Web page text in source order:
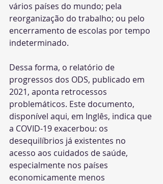
vários países do mundo; pela
reorganização do trabalho; ou pelo
encerramento de escolas por tempo
indeterminado.
Dessa forma, o relatório de
progressos dos ODS, publicado em
2021, aponta retrocessos
problemáticos. Este documento,
disponível aqui, em Inglês, indica que
a COVID-19 exacerbou: os
desequilíbrios já existentes no
acesso aos cuidados de saúde,
especialmente nos países
economicamente menos